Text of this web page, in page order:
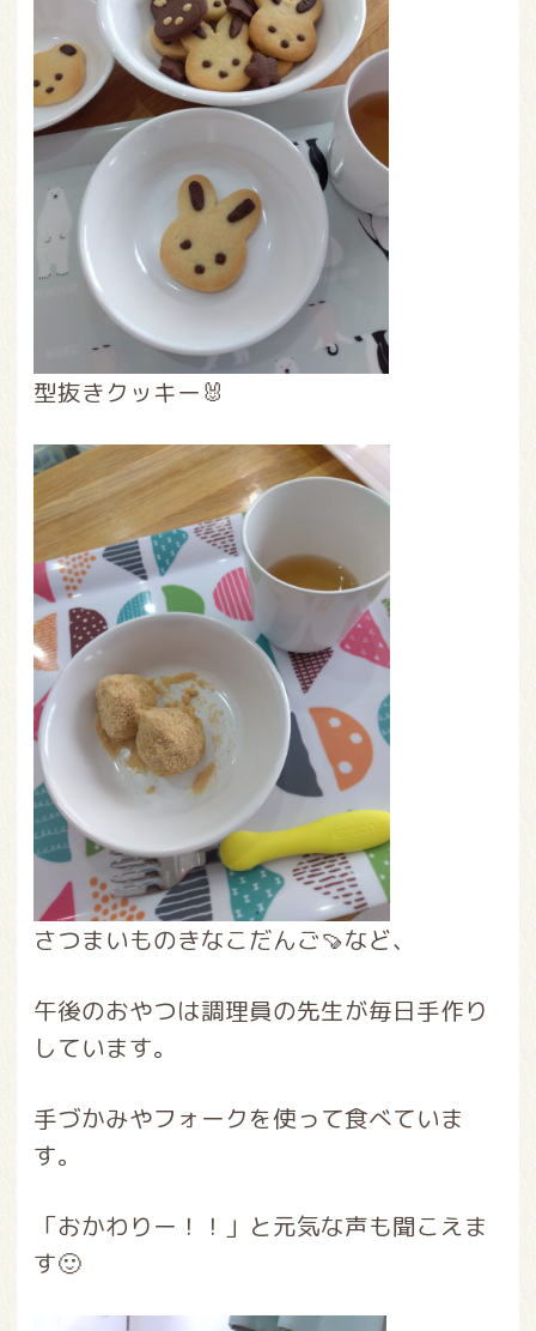
型抜きクッキー🐰
さつまいものきなこだんご🍠など、
午後のおやつは調理員の先生が毎日手作り
しています。
手づかみやフォークを使って食べていま
す。
「おかわりー！！」と元気な声も聞こえま
す🙂